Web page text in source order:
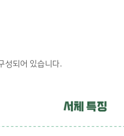
되어 있습니다.